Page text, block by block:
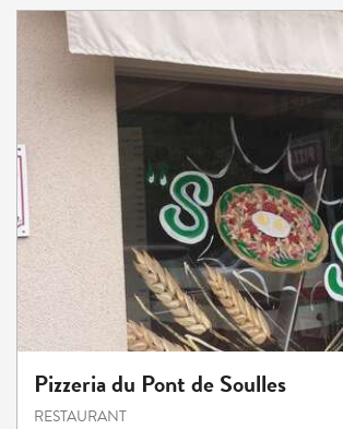
Pizzeria du Pont de Soulles
RESTAURANT